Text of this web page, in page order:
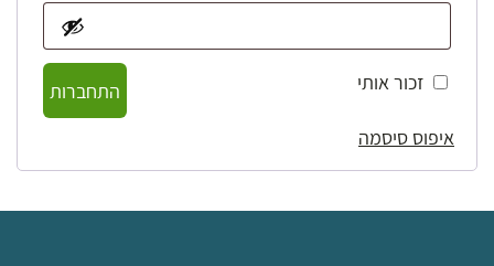
זכור אותי
התחברות
איפוס סיסמה